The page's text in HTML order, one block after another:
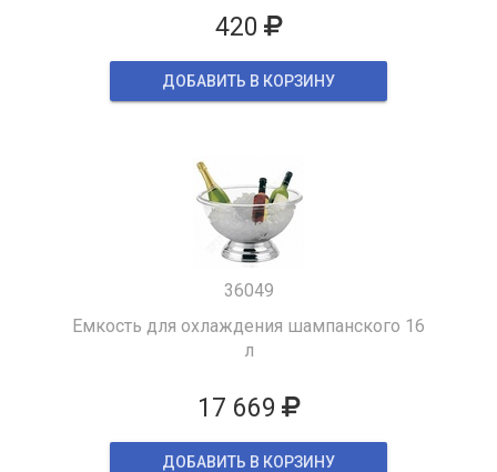
420
ДОБАВИТЬ В КОРЗИНУ
36049
Емкость для охлаждения шампанского 16
л
17 669
ДОБАВИТЬ В КОРЗИНУ